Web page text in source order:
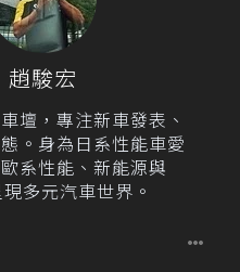
趙駿宏
壇，專注新車發表、
。身為日系性能車愛
系性能、新能源與
多元汽車世界。